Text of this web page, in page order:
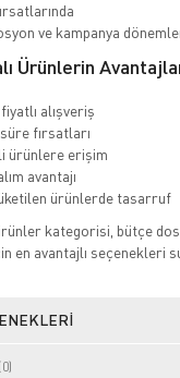
ve kampanya
Ürünlerin
alışveriş
süre fırsatları
ürünlere erişim
avantajı
ürünlerde tasarruf
kategorisi, bütçe
en avantajlı seçenekleri
(0)